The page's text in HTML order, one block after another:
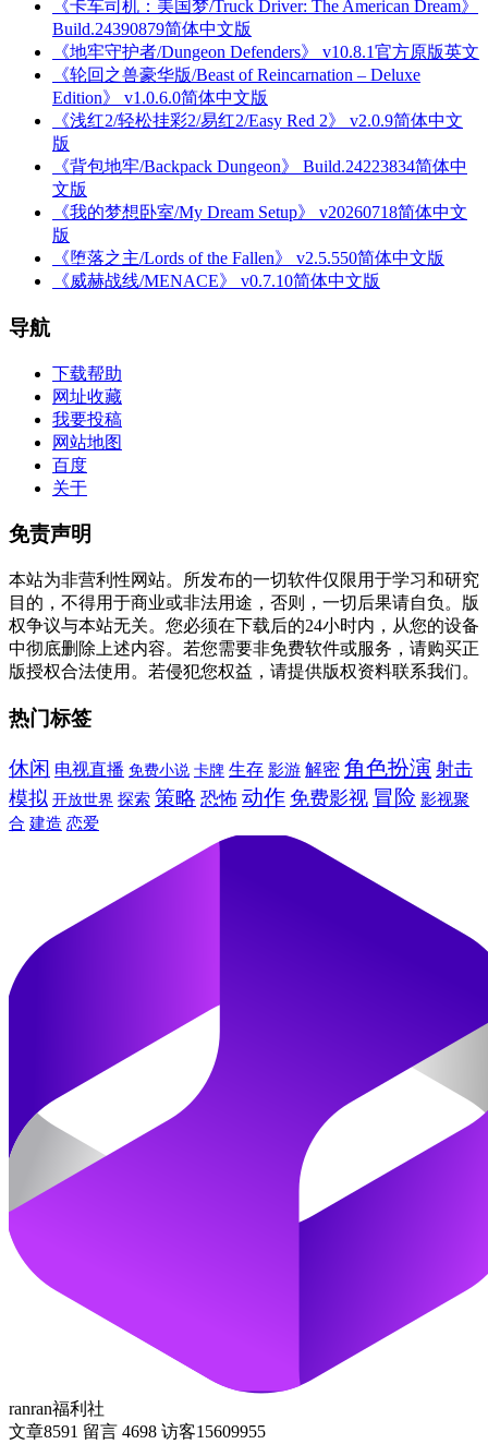
《卡车司机：美国梦/Truck Driver: The American Dream》
Build.24390879简体中文版
《地牢守护者/Dungeon Defenders》 v10.8.1官方原版英文
《轮回之兽豪华版/Beast of Reincarnation – Deluxe
Edition》 v1.0.6.0简体中文版
《浅红2/轻松挂彩2/易红2/Easy Red 2》 v2.0.9简体中文
版
《背包地牢/Backpack Dungeon》 Build.24223834简体中
文版
《我的梦想卧室/My Dream Setup》 v20260718简体中文
版
《堕落之主/Lords of the Fallen》 v2.5.550简体中文版
《威赫战线/MENACE》 v0.7.10简体中文版
导航
下载帮助
网址收藏
我要投稿
网站地图
百度
关于
免责声明
本站为非营利性网站。所发布的一切软件仅限用于学习和研究
目的，不得用于商业或非法用途，否则，一切后果请自负。版
权争议与本站无关。您必须在下载后的24小时内，从您的设备
中彻底删除上述内容。若您需要非免费软件或服务，请购买正
版授权合法使用。若侵犯您权益，请提供版权资料联系我们。
热门标签
休闲 电视直播 免费小说 卡牌 生存 影游 解密 角色扮演 射击
模拟 开放世界 探索 策略 恐怖 动作 免费影视 冒险 影视聚
合 建造 恋爱
ranran福利社
文章8591 留言 4698 访客15609955